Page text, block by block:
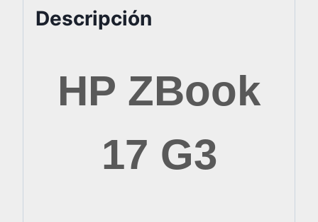
Descripción
HP ZBook
17 G3